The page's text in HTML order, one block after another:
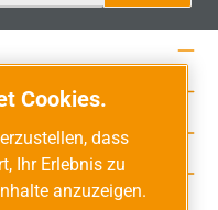
Cookies.
dass
Ihr Erlebnis zu
anzuzeigen.